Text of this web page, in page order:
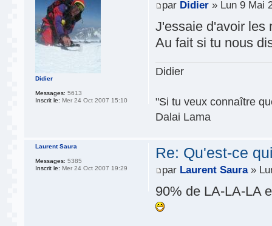
par Didier » Lun 9 Mai
J'essaie d'avoir les
Au fait si tu nous
Didier
"Si tu veux connaître
Dalai Lama
Didier
Messages: 5613
Inscrit le: Mer 24 Oct 2007 15:10
Re: Qu'est-ce
par Laurent Saura»
90% de LA-LA-LA
Laurent Saura
Messages: 5385
Inscrit le: Mer 24 Oct 2007 19:29